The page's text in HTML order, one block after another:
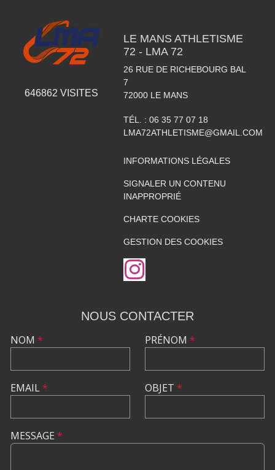
646862 VISITES
LE MANS ATHLETISME
72 - LMA 72
26 RUE DE RICHEBOURG BAL
7
72000 LE MANS
TÉL. : 06 35 77 07 18
LMA72ATHLETISME@GMAIL.COM
INFORMATIONS LÉGALES
SIGNALER UN CONTENU
INAPPROPRIÉ
CHARTE COOKIES
GESTION DES COOKIES
NOUS CONTACTER
NOM *
EMAIL*
PRÉNOM *
OBJET *
MESSAGE *